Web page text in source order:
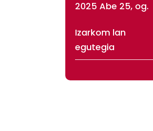
2025 Abe 25, og.
Izarkom lan
egutegia